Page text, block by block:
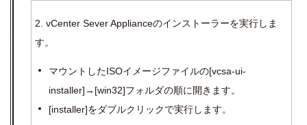
2. vCenter Sever Applianceのインストーラーを実行しま
す。
マウントしたISOイメージファイルの[vcsa-ui-
installer]→ [win32]フォルダの順に開きます。
[installer]をダブルクリックで実行します。